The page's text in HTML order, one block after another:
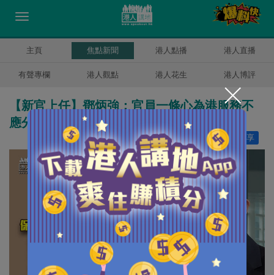
主頁 焦點新聞 港人點播 港人直播
有聲專欄 港人觀點 港人花生 港人博評
【新官上任】鄧炳強：官員一條心為港服務不
應分「文官武官」
分享
讚好 22